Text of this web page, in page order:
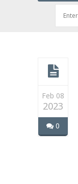
Feb 08
2023
0